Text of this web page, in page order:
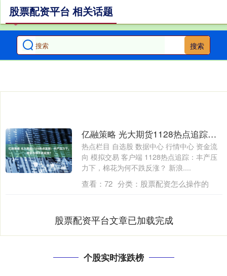
搜索
股票配资平台 相关话题
亿融策略 光大期货1128热点追踪：丰产压力下，棉花为何不跌反涨？
热点栏目 自选股 数据中心 行情中心 资金流
向 模拟交易 客户端 1128热点追踪：丰产压
力下，棉花为何不跌反涨？ 新浪....
查看： 72 分类： 股票配资怎么操作的
股票配资平台文章已加载完成
个股实时涨跌榜